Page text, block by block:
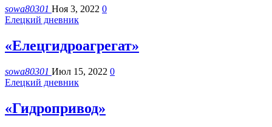
sowa80301 Ноя 3, 2022 0
Елецкий дневник
«Елецгидроагрегат»
sowa80301 Июл 15, 2022 0
Елецкий дневник
«Гидропривод»